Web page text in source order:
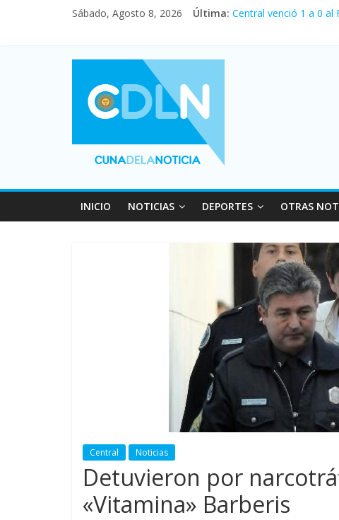
Sábado, Agosto 8, 2026 Última: Central venció 1 a 0 al
Vacaciones de
Fuerte caída de la
INICIO NOTICIAS DEPORTES OTRAS
Central Noticias
Detuvieron por
«Vitamina» Barberis